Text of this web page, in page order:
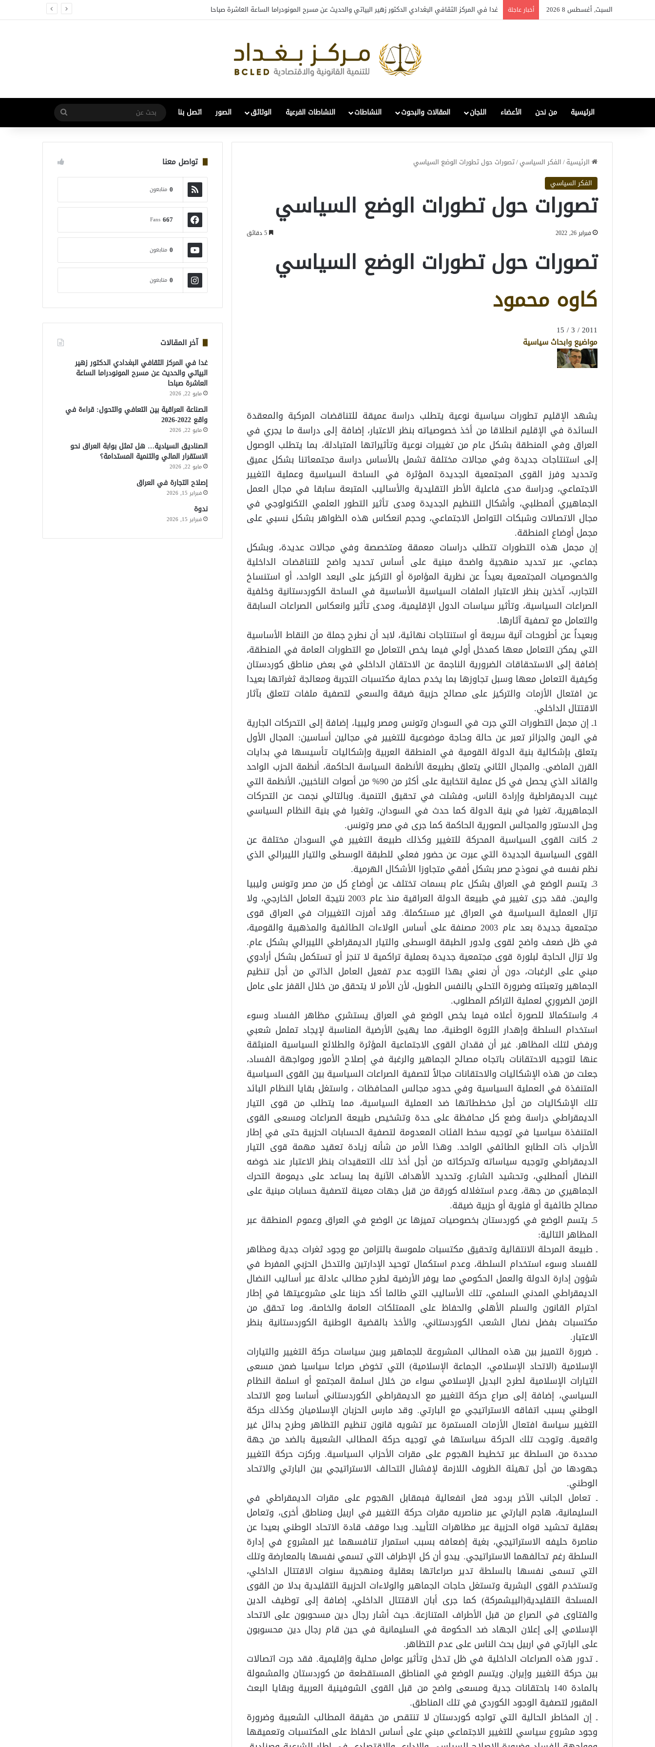
السبت, أغسطس 8 2026 أخبار عاجلة الصناعة العراقية بين التعافي والتحول: قراءة في واقع 2022-2026
الرئيسية من نحن الأعضاء اللجان المقالات والبحوث النشاطات النشاطات الفرعية الوثائق الصور اتصل بنا
بحث
عن
الرئيسية/الفكر السياسي/تصورات حول تطورات الوضع السياسي
الفكر السياسي
تصورات حول تطورات الوضع السياسي
فبراير 26, 2022
تصورات حول تطورات الوضع السياسي
كاوه محمود
2011 / 3 / 15
مواضيع وابحاث سياسية
يشهد الإقليم تطورات سياسية نوعية يتطلب دراسة عميقة للتناقضات المركبة والمعقدة
السائدة في الإقليم انطلاقا من أخذ خصوصياته بنظر الاعتبار، إضافة إلى دراسة ما يجري في
العراق وفي المنطقة بشكل عام من تغييرات نوعية وتأثيراتها المتبادلة، بما يتطلب الوصول
إلى استنتاجات جديدة وفي مجالات مختلفة تشمل بالأساس دراسة مجتمعاتنا بشكل عميق
وتحديد وفرز القوى المجتمعية الجديدة المؤثرة في الساحة السياسية وعملية التغيير
الاجتماعي، ودراسة مدى فاعلية الأطر التقليدية والأساليب المتبعة سابقا في مجال العمل
الجماهيري ألمطلبي، وأشكال التنظيم الجديدة ومدى تأثير التطور العلمي التكنولوجي في
مجال الاتصالات وشبكات التواصل الاجتماعي، وحجم انعكاس هذه الظواهر بشكل نسبي على
مجمل أوضاع المنطقة.
إن مجمل هذه التطورات تتطلب دراسات معمقة ومتخصصة وفي مجالات عديدة، وبشكل
جماعي، عبر تحديد منهجية واضحة مبنية على أساس تحديد واضح للتناقضات الداخلية
والخصوصيات المجتمعية بعيداً عن نظرية المؤامرة أو التركيز على البعد الواحد، أو استنساخ
التجارب، آخذين بنظر الاعتبار الملفات السياسية الأساسية في الساحة الكوردستانية وخلفية
الصراعات السياسية، وتأثير سياسات الدول الإقليمية، ومدى تأثير وانعكاس الصراعات السابقة
والتعامل مع تصفية آثارها.
وبعيداً عن أطروحات آنية سريعة أو استنتاجات نهائية، لابد أن نطرح جملة من النقاط الأساسية
التي يمكن التعامل معها كمدخل أولي فيما يخص التعامل مع التطورات العامة في المنطقة،
إضافة إلى الاستحقاقات الضرورية الناجمة عن الاحتقان الداخلي في بعض مناطق كوردستان
وكيفية التعامل معها وسبل تجاوزها بما يخدم حماية مكتسبات التجربة ومعالجة ثغراتها بعيدا
عن افتعال الأزمات والتركيز على مصالح حزبية ضيقة والسعي لتصفية ملفات تتعلق بآثار
الاقتتال الداخلي.
1ـ إن مجمل التطورات التي جرت في السودان وتونس ومصر وليبيا، إضافة إلى التحركات الجارية
في اليمن والجزائر تعبر عن حالة وحاجة موضوعية للتغيير في مجالين أساسين: المجال الأول
يتعلق بإشكالية بنية الدولة القومية في المنطقة العربية وإشكاليات تأسيسها في بدايات
القرن الماضي. والمجال الثاني يتعلق بطبيعة الأنظمة السياسة الحاكمة، أنظمة الحزب الواحد
والقائد الذي يحصل في كل عملية انتخابية على أكثر من 90% من أصوات الناخبين، الأنظمة التي
غيبت الديمقراطية وإرادة الناس، وفشلت في تحقيق التنمية. وبالتالي نجمت عن التحركات
الجماهيرية، تغيرا في بنية الدولة كما حدث في السودان، وتغيرا في بنية النظام السياسي
وحل الدستور والمجالس الصورية الحاكمة كما جرى في مصر وتونس.
2ـ كانت القوى السياسية المحركة للتغيير وكذلك طبيعة التغيير في السودان مختلفة عن
القوى السياسية الجديدة التي عبرت عن حضور فعلي للطبقة الوسطى والتيار الليبرالي الذي
نظم نفسه في نموذج مصر بشكل أفقي متجاوزا الأشكال الهرمية.
3ـ يتسم الوضع في العراق بشكل عام بسمات تختلف عن أوضاع كل من مصر وتونس وليبيا
واليمن. فقد جرى تغيير في طبيعة الدولة العراقية منذ عام 2003 نتيجة العامل الخارجي، ولا
تزال العملية السياسية في العراق غير مستكملة. وقد أفرزت التغييرات في العراق قوى
مجتمعية جديدة بعد عام 2003 مصنفة على أساس الولاءات الطائفية والمذهبية والقومية،
في ظل ضعف واضح لقوى ولدور الطبقة الوسطى والتيار الديمقراطي الليبرالي بشكل عام.
ولا تزال الحاجة لبلورة قوى مجتمعية جديدة بعملية تراكمية لا تنجز أو تستكمل بشكل أرادوي
مبني على الرغبات، دون أن نعني بهذا التوجه عدم تفعيل العامل الذاتي من أجل تنظيم
الجماهير وتعبئته وضرورة التحلي بالنفس الطويل، لأن الأمر لا يتحقق من خلال القفز على عامل
الزمن الضروري لعملية التراكم المطلوب.
4ـ واستكمالا للصورة أعلاه فيما يخص الوضع في العراق يستشري مظاهر الفساد وسوء
استخدام السلطة وإهدار الثروة الوطنية، مما يهيئ الأرضية المناسبة لإيجاد تململ شعبي
ورفض لتلك المظاهر. غير أن فقدان القوى الاجتماعية المؤثرة والطلائع السياسية المنبثقة
عنها لتوجيه الاحتقانات باتجاه مصالح الجماهير والرغبة في إصلاح الأمور ومواجهة الفساد،
جعلت من هذه الإشكاليات والاحتقانات مجالاً لتصفية الصراعات السياسية بين القوى السياسية
المتنفذة في العملية السياسية وفي حدود مجالس المحافظات ، واستغل بقايا النظام البائد
تلك الإشكاليات من أجل مخططاتها ضد العملية السياسية، مما يتطلب من قوى التيار
الديمقراطي دراسة وضع كل محافظة على حدة وتشخيص طبيعة الصراعات ومسعى القوى
المتنفذة سياسيا في توجيه سخط الفئات المعدومة لتصفية الحسابات الحزبية حتى في إطار
الأحزاب ذات الطابع الطائفي الواحد. وهذا الأمر من شأنه زيادة تعقيد مهمة قوى التيار
الديمقراطي وتوجيه سياساته وتحركاته من أجل أخذ تلك التعقيدات بنظر الاعتبار عند خوضه
النضال ألمطلبي، وتحشيد الشارع، وتحديد الأهداف الآنية بما يساعد على ديمومة التحرك
الجماهيري من جهة، وعدم استغلاله كورقة من قبل جهات معينة لتصفية حسابات مبنية على
مصالح طائفية أو فئوية أو حزبية ضيقة.
5ـ يتسم الوضع في كوردستان بخصوصيات تميزها عن الوضع في العراق وعموم المنطقة عبر
المظاهر التالية:
ـ طبيعة المرحلة الانتقالية وتحقيق مكتسبات ملموسة بالتزامن مع وجود ثغرات جدية ومظاهر
للفساد وسوء استخدام السلطة، وعدم استكمال توحيد الإدارتين والتدخل الحزبي المفرط في
شؤون إدارة الدولة والعمل الحكومي مما يوفر الأرضية لطرح مطالب عادلة عبر أساليب النضال
الديمقراطي المدني السلمي، تلك الأساليب التي طالما أكد حزبنا على مشروعيتها في إطار
احترام القانون والسلم الأهلي والحفاظ على الممتلكات العامة والخاصة، وما تحقق من
مكتسبات بفضل نضال الشعب الكوردستاني، والأخذ بالقضية الوطنية الكوردستانية بنظر
الاعتبار.
ـ ضرورة التمييز بين هذه المطالب المشروعة للجماهير وبين سياسات حركة التغيير والتيارات
الإسلامية (الاتحاد الإسلامي، الجماعة الإسلامية) التي تخوض صراعا سياسيا ضمن مسعى
التيارات الإسلامية لطرح البديل الإسلامي سواء من خلال اسلمة المجتمع أو اسلمة النظام
السياسي، إضافة إلى صراع حركة التغيير مع الديمقراطي الكوردستاني أساسا ومع الاتحاد
الوطني بسبب اتفاقه الاستراتيجي مع البارتي. وقد مارس الحزبان الإسلاميان وكذلك حركة
التغيير سياسة افتعال الأزمات المستمرة عبر تشويه قانون تنظيم التظاهر وطرح بدائل غير
واقعية. وتوجت تلك الحركة سياستها في توجيه حركة المطالب الشعبية بالضد من جهة
محددة من السلطة عبر تخطيط الهجوم على مقرات الأحزاب السياسية. وركزت حركة التغيير
جهودها من أجل تهيئة الظروف اللازمة لإفشال التحالف الاستراتيجي بين البارتي والاتحاد
الوطني.
ـ تعامل الجانب الآخر بردود فعل انفعالية فبمقابل الهجوم على مقرات الديمقراطي في
السليمانية، هاجم البارتي عبر مناصريه مقرات حركة التغيير في اربيل ومناطق أخرى، وتعامل
بعقلية تحشيد قواه الحزبية عبر مظاهرات التأييد. وبدا موقف قادة الاتحاد الوطني بعيدا عن
مناصرة حليفه الاستراتيجي، بغية إضعافه بسبب استمرار تنافسهما غير المشروع في إدارة
السلطة رغم تحالفهما الاستراتيجي. يبدو أن كل الإطراف التي تسمي نفسها بالمعارضة وتلك
التي تسمى نفسها بالسلطة تدير صراعاتها بعقلية ومنهجية سنوات الاقتتال الداخلي،
وتستخدم القوى البشرية وتستغل حاجات الجماهير والولاءات الحزبية التقليدية بدلا من القوى
المسلحة التقليدية(البيشمركة) كما جرى أبان الاقتتال الداخلي، إضافة إلى توظيف الدين
والفتاوى في الصراع من قبل الأطراف المتنازعة. حيث أشار رجال دين مسحوبون على الاتحاد
الإسلامي إلى إعلان الجهاد ضد الحكومة في السليمانية في حين قام رجال دين محسوبون
على البارتي في اربيل بحث الناس على عدم التظاهر.
ـ تدور هذه الصراعات الداخلية في ظل تدخل وتأثير عوامل محلية وإقليمية. فقد جرت اتصالات
بين حركة التغيير وإيران. ويتسم الوضع في المناطق المستقطعة من كوردستان والمشمولة
بالمادة 140 باحتقانات جدية ومسعى واضح من قبل القوى الشوفينية العربية وبقايا البعث
المقبور لتصفية الوجود الكوردي في تلك المناطق.
ـ إن المخاطر الحالية التي تواجه كوردستان لا تنتقص من حقيقة المطالب الشعبية وضرورة
وجود مشروع سياسي للتغيير الاجتماعي مبني على أساس الحفاظ على المكتسبات وتعميقها
تواصل معنا
0 متابعون
667
Fans
0 متابعون
0 متابعون
آخر المقالات
غدا في المركز الثقافي البغدادي الدكتور زهير
البياتي والحديث عن مسرح المونودراما الساعة
العاشرة صباحا
مايو 22, 2026
الصناعة العراقية بين التعافي والتحول: قراءة في
واقع 2022-2026
مايو 22, 2026
الصناديق السيادية… هل تمثل بوابة العراق نحو
الاستقرار المالي والتنمية المستدامة؟
مايو 22, 2026
إصلاح التجارة في العراق
فبراير 15, 2026
ندوة
فبراير 15, 2026